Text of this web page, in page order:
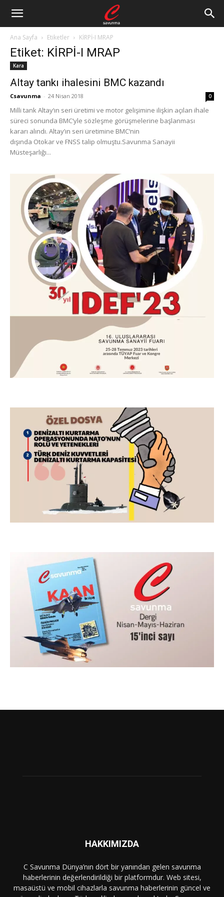
Ana Sayfa Etiketler KİRPİ-I MRAP
Etiket: KİRPİ-I MRAP
Kara
Altay tankı ihalesini BMC kazandı
Csavunma - 24 Nisan 2018 0
Milli tank Altay‘ın seri üretimi ve motor gelişimine ilişkin açılan ihale
süreci sonunda BMC‘yle sözleşme görüşmelerine başlanması
kararı alındı. Altay’ın seri üretimine BMC‘nin
dışında Otokar ve FNSS talip olmuştu.Savunma Sanayii
Müsteşarlığı...
HAKKIMIZDA
C Savunma Dünya’nın dört bir yanından gelen savunma
haberlerinin değerlendirildiği bir platformdur. Web sitesi,
masaüstü ve mobil cihazlarla savunma haberlerinin güncel ve